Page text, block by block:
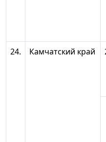
24. Камчатский край